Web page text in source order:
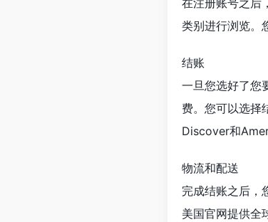
在注册账号之后
类别进行浏览。
结账
一旦您选好了您
费。您可以选择
Discover和
物流和配送
完成结账之后，
美国官网提供全